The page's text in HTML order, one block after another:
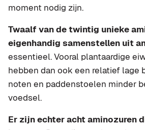
moment nodig zijn.
Twaalf van de twintig unieke
eigenhandig samenstellen uit
essentieel. Vooral plantaardige
hebben dan ook een relatief lage
noten en paddenstoelen minder
voedsel.
Er zijn echter acht aminozuren